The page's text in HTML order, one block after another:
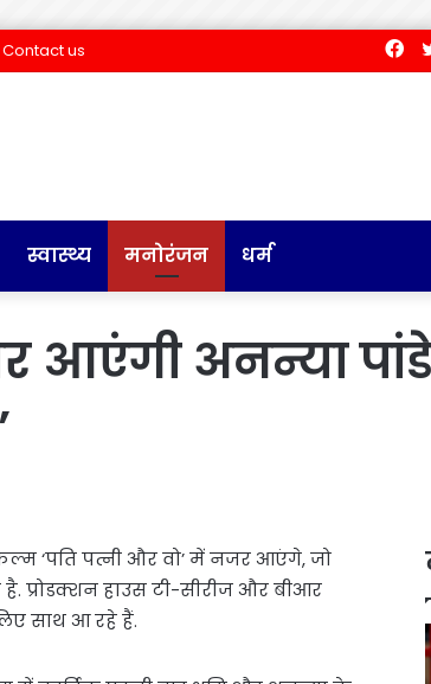
Contact us
स्वास्थ्य मनोरंजन धर्म
आएंगी अनन्या
‘पति पत्नी और वो’ में नजर आएंगे, जो
प्रोडक्शन हाउस टी-सीरीज और बीआर
साथ आ रहे हैं.